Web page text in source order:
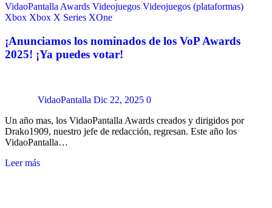
VidaoPantalla Awards Videojuegos Videojuegos (plataformas)
Xbox Xbox X Series XOne
¡Anunciamos los nominados de los VoP Awards
2025! ¡Ya puedes votar!
VidaoPantalla Dic 22, 2025 0
Un año mas, los VidaoPantalla Awards creados y dirigidos por
Drako1909, nuestro jefe de redacción, regresan. Este año los
VidaoPantalla…
Leer más